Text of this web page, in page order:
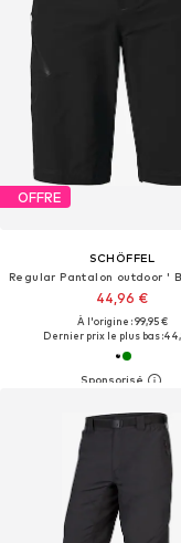
OFFRE
SCHÖFFEL
44,96 €
À l'origine : 99,95 €
Dernier prix le plus bas :